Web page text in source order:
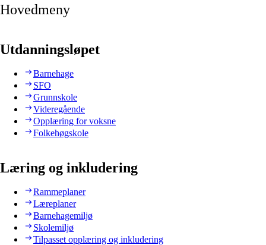
Hovedmeny
Utdanningsløpet
Barnehage
SFO
Grunnskole
Videregående
Opplæring for voksne
Folkehøgskole
Læring og inkludering
Rammeplaner
Læreplaner
Barnehagemiljø
Skolemiljø
Tilpasset opplæring og inkludering